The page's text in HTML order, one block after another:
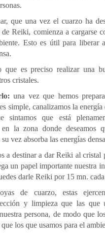
que una vez el cuarzo ha
Reiki, comienza a cargarse
Esto es útil para liberar
que es preciso realizar una
cristales.
una vez que hemos
simple, canalizamos la energía
sintamos que está
la zona donde deseamos
vez absorba las energías
a destinar a dar Reiki al cristal
un papel importante nuestra
darle Reiki por 15 mn.
de cuarzo, estas
y limpieza que las que
persona, de modo que
los que usamos para el